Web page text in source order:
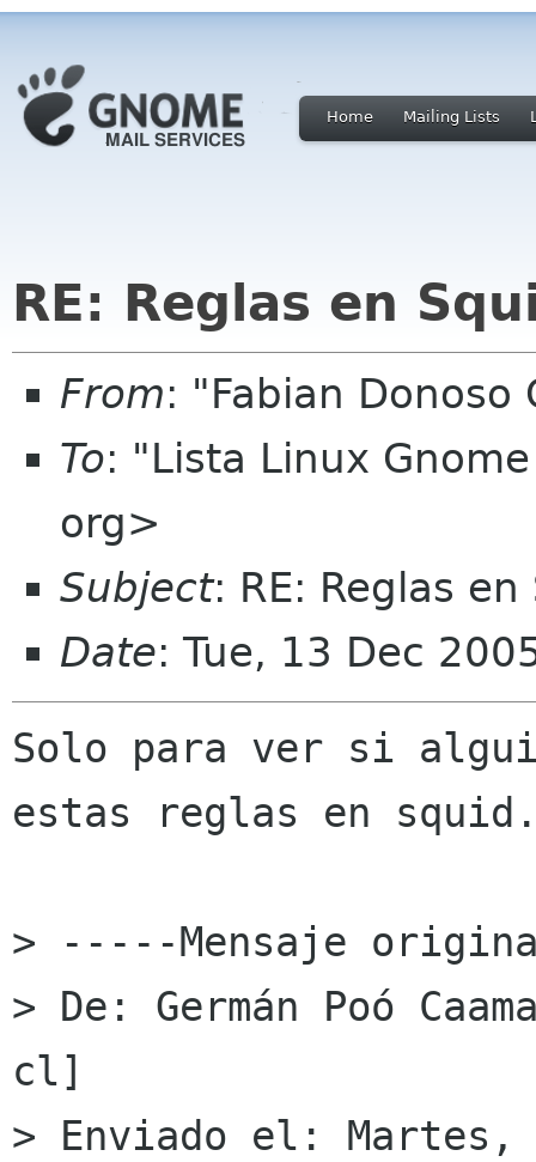
Home Mailing Lists
RE: Reglas en
From: "Fabian
To: "Lista Linux
org>
Subject: RE: Reglas en
Date: Tue, 13 Dec
Solo para ver si
estas reglas en
> -----Mensaje
> De: Germán Poó
cl]
> Enviado el: Martes,